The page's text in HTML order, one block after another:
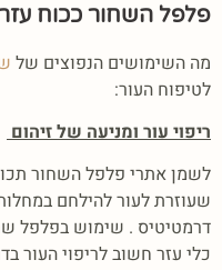
פלפל השחור ככוח
מה השימושים הנפוצים של
לטיפוח העור:
ריפוי עור ומניעה של זיהום
לשמן אתרי פלפל השחור
שעוזרת לעור להילחם
דרמטיטיס . שימוש בפלפל
כלי עזר חשוב לריפוי העור